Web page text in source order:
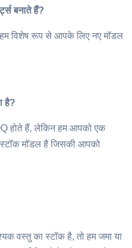
बनाते हैं?
विशेष रूप से आपके लिए नए मॉडल
है?
होते हैं, लेकिन हम आपको एक
मॉडल है जिसकी आपको
वस्तु का स्टॉक है, तो हम जमा या